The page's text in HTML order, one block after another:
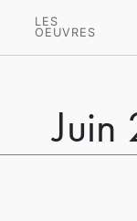
LES
OEUVRES
Juin